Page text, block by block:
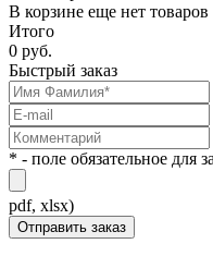
В корзине еще нет товаров
Итого
0 руб.
Быстрый заказ
* - поле обязательное для
pdf, xlsx)